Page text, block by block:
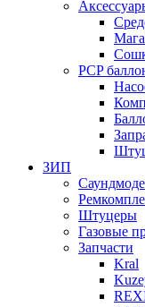
PCP
ЗИП
Штуцеры
Газовые
Запчасти
Kral